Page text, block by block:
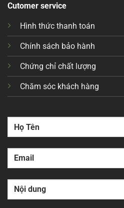
Cutomer service
Hình thức thanh toán
Chính sách bảo hành
Chứng chỉ chất lượng
Chăm sóc khách hàng